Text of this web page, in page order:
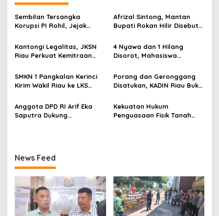
s
i
o
Sembilan Tersangka
Korupsi PI Rohil, Jejak
Masih Didalami
Afrizal Sintong, Mantan
Bupati Rokan Hilir Disebut
Diterima Kejati, GMPR
Desak Usut Dividen Rp331,7
Kantongi Legalitas, JKSN
Riau Perkuat Kemitraan
Ketahanan Bangsa
4 Nyawa dan 1 Hilang
Disorot, Mahasiswa
Pelindo
SMKN 1 Pangkalan Kerinci
Kirim Wakil Riau ke LKS
Porang dan Geronggang
Disatukan, KADIN Riau Buka
Bengkalis
Anggota DPD RI Arif Eka
Saputra Dukung
Kekuatan Hukum
Penguasaan Fisik Tanah
News Feed